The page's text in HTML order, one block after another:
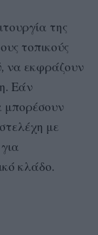
της
τοπικούς
να εκφράζουν
Εάν
μπορέσουν
με
κλάδο.